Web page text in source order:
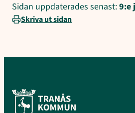
Sidan uppdaterades senast:9:e
Skriva ut sidan